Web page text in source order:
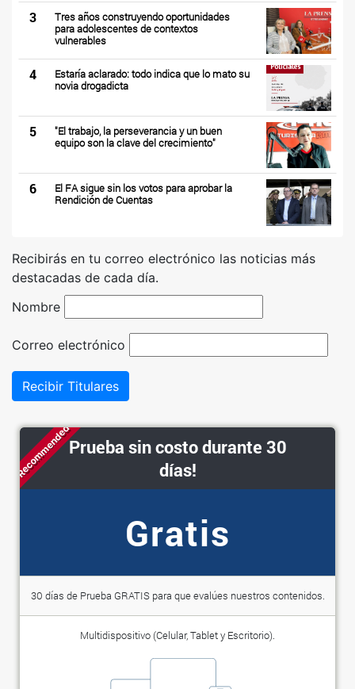
3
Tres años construyendo oportunidades
para adolescentes de contextos
vulnerables
4
Estaría aclarado: todo indica que lo mato su
novia drogadicta
5
"El trabajo, la perseverancia y un buen
equipo son la clave del crecimiento"
6
El FA sigue sin los votos para aprobar la
Rendición de Cuentas
Recibirás en tu correo electrónico las noticias más
destacadas de cada día.
Nombre
Correo electrónico
Recibir Titulares
RecommendedPrueba sin costo durante 30
días!
Gratis
30 días de Prueba GRATIS para que evalúes nuestros contenidos.
Multidispositivo (Celular, Tablet y Escritorio).